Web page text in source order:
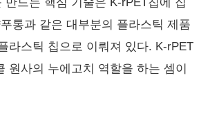
통과 같은 대부분의 플라스틱 제품
라스틱 칩으로 이뤄져 있다. K-rPET
원사의 누에고치 역할을 하는 셈이